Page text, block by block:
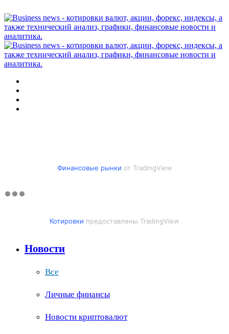
Финансовые рынки от TradingView
Котировки предоставлены TradingView
Новости
Все
Личные финансы
Новости криптовалют